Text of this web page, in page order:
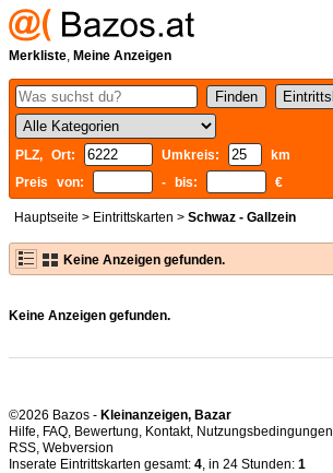
Merkliste, Meine Anzeigen
PLZ, Ort: Umkreis:
km
Preis von:
- bis: €
Hauptseite > Eintrittskarten > Schwaz - Gallzein
Keine Anzeigen gefunden.
Keine Anzeigen gefunden.
©2026 Bazos - Kleinanzeigen, Bazar
Hilfe, FAQ, Bewertung, Kontakt, Nutzungsbedingungen
RSS,
Inserate Eintrittskarten gesamt: 4, in 24 Stunden: 1